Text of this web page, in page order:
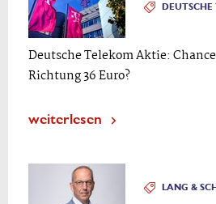
DEUTSCHE
Deutsche Telekom Aktie:
Richtung 36 Euro?
weiterlesen
LANG &